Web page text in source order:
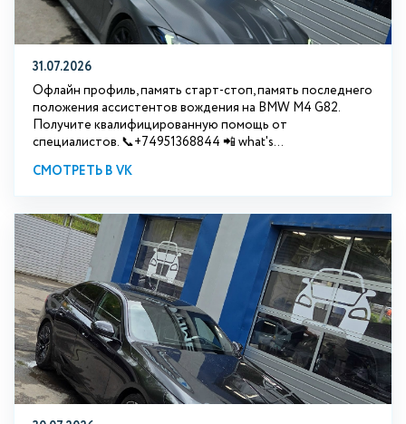
31.07.2026
Офлайн профиль, память старт-стоп, память последнего
положения ассистентов вождения на BMW М4 G82.
Получите квалифицированную помощь от
специалистов. 📞+74951368844 📲 what's...
СМОТРЕТЬ В VK